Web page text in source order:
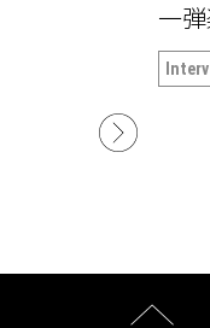
一
語る